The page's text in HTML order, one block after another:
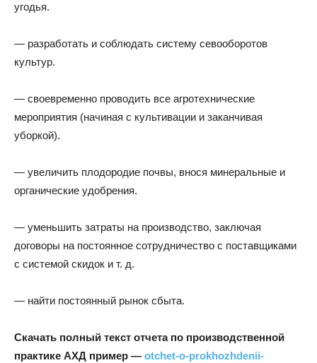
угодья.
— разработать и соблюдать систему севооборотов
культур.
— своевременно проводить все агротехнические
мероприятия (начиная с культивации и заканчивая
уборкой).
— увеличить плодородие почвы, внося минеральные и
органические удобрения.
— уменьшить затраты на производство, заключая
договоры на постоянное сотрудничество с поставщиками
с системой скидок и т. д.
— найти постоянный рынок сбыта.
Скачать полный текст отчета по производственной
практике АХД пример — otchet-o-prokhozhdenii-